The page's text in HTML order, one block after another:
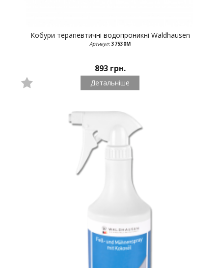
Кобури терапевтичні водопроникні Waldhausen
Артикул: 37530М
893 грн.
Детальніше